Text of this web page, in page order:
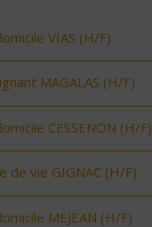
VIAS (H/F)
MAGALAS (H/F)
CESSENON (H/F)
de vie GIGNAC (H/F)
MEJEAN (H/F)